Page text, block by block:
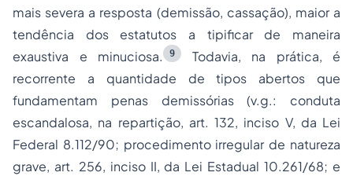
mais severa a resposta (demissão, cassação), maior a
tendência dos estatutos a tipificar de maneira
exaustiva e minuciosa.
9
Todavia, na prática, é
recorrente a quantidade de tipos abertos que
fundamentam penas demissórias (v.g.: conduta
escandalosa, na repartição, art. 132, inciso V, da Lei
Federal 8.112/90; procedimento irregular de natureza
grave, art. 256, inciso II, da Lei Estadual 10.261/68; e